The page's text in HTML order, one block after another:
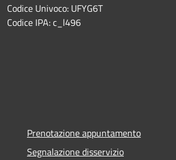
Codice Univoco: UFYG6T
Codice IPA: c_l496
Prenotazione appuntamento
Segnalazione disservizio